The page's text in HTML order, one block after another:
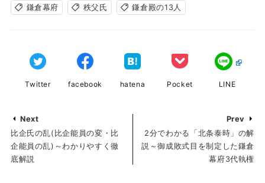
鎌倉幕府 秩父氏 鎌倉殿の13人
Twitter facebook hatena Pocket LINE
Next
比企氏の乱(比企能員の変・比
企能員の乱)～わかりやすく徹
底解説
Prev
2分でわかる「北条泰時」の解
説～御成敗式目を制定した鎌倉
幕府3代執権